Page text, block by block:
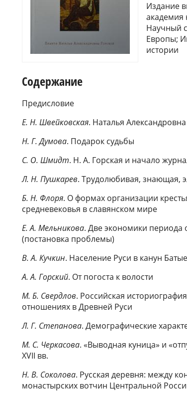
Издание
академия
Научный
Европы;
истории
Содержание
Предисловие
Е. Н. Швейковская. Наталья
Н. Г. Думова. Подарок судьбы
С. О. Шмидт. Н. А. Горская и начало
Л. Н. Пушкарев. Трудолюбивая, знающая,
Б. Н. Флоря. О формах организации
средневековья в славянском мире
Е. А. Мельникова. Две экономики периода
(постановка проблемы)
В. А. Кучкин. Население Руси в канун
А. А. Горский. От погоста к волости
М. Б. Свердлов. Российская
отношениях в Древней Руси
Л. Г. Степанова. Демографические
М. С. Черкасова. «Выводная куница» и
XVII вв.
Н. В. Соколова. Русская деревня: между
монастырских вотчин Центральной